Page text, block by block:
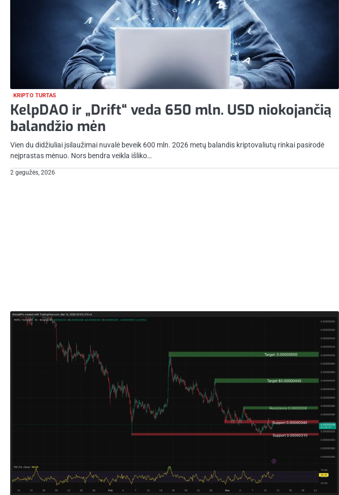
KRIPTO TURTAS
KelpDAO ir „Drift“ veda 650 mln. USD niokojančią
balandžio mėn
Vien du didžiuliai įsilaužimai nuvalė beveik 600 mln. 2026 metų balandis kriptovaliutų rinkai pasirodė
neįprastas mėnuo. Nors bendra veikla išliko…
2 gegužės, 2026